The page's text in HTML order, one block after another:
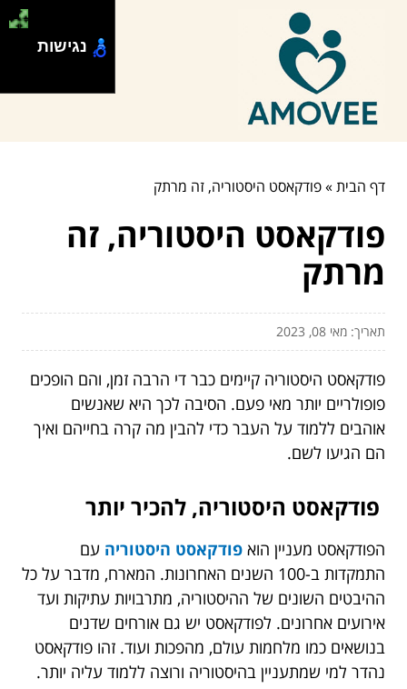
דף הבית»פודקאסט היסטוריה, זה מרתק
פודקאסט היסטוריה, זה
מרתק
תאריך: מאי 08, 2023
פודקאסט היסטוריה קיימים כבר די הרבה זמן, והם הופכים
פופולריים יותר מאי פעם. הסיבה לכך היא שאנשים
אוהבים ללמוד על העבר כדי להבין מה קרה בחייהם ואיך
הם הגיעו לשם.
פודקאסט היסטוריה, להכיר יותר
הפודקאסט מעניין הוא פודקאסט היסטוריה עם
התמקדות ב-100 השנים האחרונות. המארח, מדבר על כל
ההיבטים השונים של ההיסטוריה, מתרבויות עתיקות ועד
אירועים אחרונים. לפודקאסט יש גם אורחים שדנים
בנושאים כמו מלחמות עולם, מהפכות ועוד. זהו פודקאסט
נהדר למי שמתעניין בהיסטוריה ורוצה ללמוד עליה יותר.
נגישות